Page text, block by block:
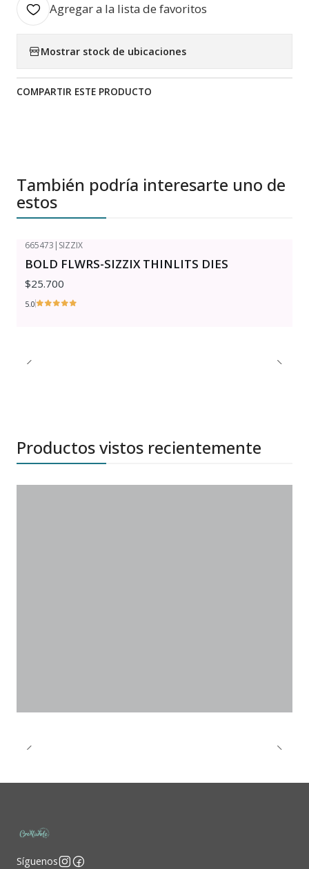
Agregar a la lista de favoritos
Mostrar stock de ubicaciones
COMPARTIR ESTE PRODUCTO
También podría interesarte uno de
estos
665473 | SIZZIX
BOLD FLWRS-SIZZIX THINLITS DIES
$25.700
5.0
Productos vistos recientemente
Síguenos